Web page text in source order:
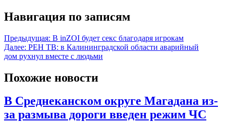
Навигация по записям
Предыдущая: В inZOI будет секс благодаря игрокам
Далее: РЕН ТВ: в Калининградской области аварийный
дом рухнул вместе с людьми
Похожие новости
В Среднеканском округе Магадана из-
за размыва дороги введен режим ЧС